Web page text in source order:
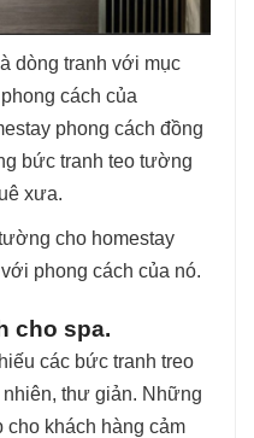
dòng tranh với mục
cách của
phong cách đồng
bức tranh teo tường
xưa.
cho homestay
phong cách của nó.
cho spa.
các bức tranh treo
thư giản. Những
khách hàng cảm